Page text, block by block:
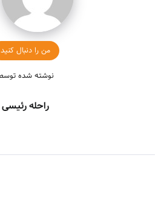
من را دنبال کنید
نوشته شده
راحله رئیسی